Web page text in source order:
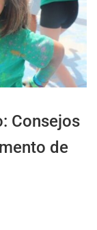
Consejos
de